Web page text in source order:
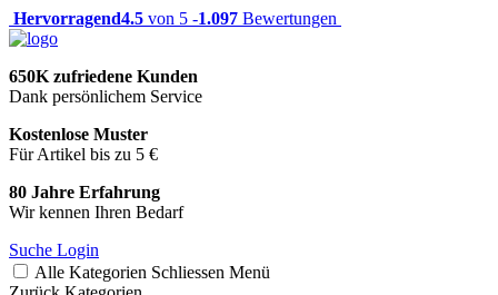
Hervorragend4.5 von 5 -1.097 Bewertungen
650K zufriedene Kunden
Dank persönlichem Service
Kostenlose Muster
Für Artikel bis zu 5 €
80 Jahre Erfahrung
Wir kennen Ihren Bedarf
Suche Login
Alle Kategorien Schliessen Menü